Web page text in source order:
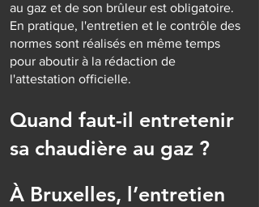
au gaz et de son brûleur est obligatoire.
En pratique, l'entretien et le contrôle des
normes sont réalisés en même temps
pour aboutir à la rédaction de
l'attestation officielle.
Quand faut-il entretenir
sa chaudière au gaz ?
À Bruxelles, l’entretien